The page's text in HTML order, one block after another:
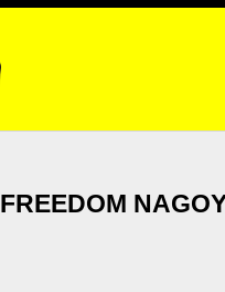
FREEDOM